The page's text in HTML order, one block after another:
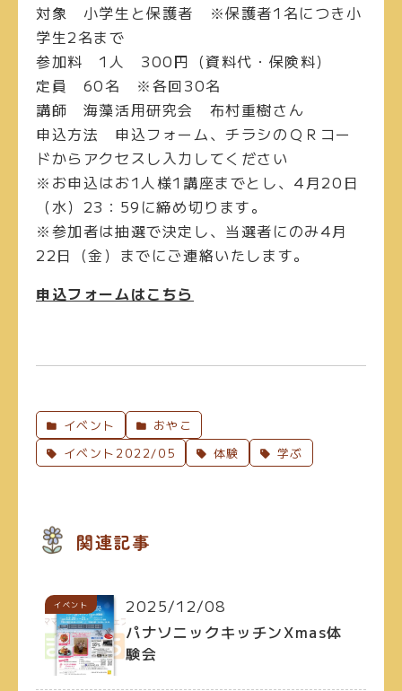
対象 小学生と保護者 ※保護者1名につき小
学生2名まで
参加料 1人 300円（資料代・保険料）
定員
60名 ※各回30名
講師 海藻活用研究会 布村重樹さん
申込方法
申込フォーム、チラシのＱＲコー
ドからアクセスし入力してください
※お申込はお1人様1講座までとし、4月20日
（水）23：59に締め切ります。
※参加者は抽選で決定し、当選者にのみ4月
22日（金）までにご連絡いたします。
申込フォームはこちら
イベント
おやこ
イベント2022/05
体験 学ぶ
関連記事
イベント
2025/12/08
パナソニックキッチンXmas体
験会